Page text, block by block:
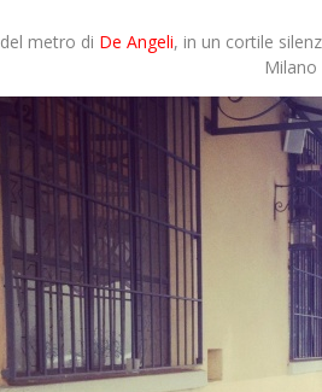
metro di De Angeli, in un cortile
Milano